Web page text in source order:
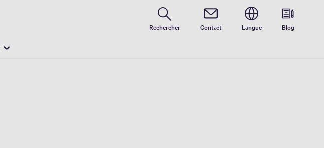
Rechercher Contact Langue Blog